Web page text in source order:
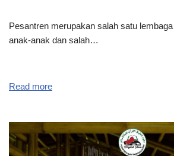
Pesantren merupakan salah satu
anak-anak dan salah…
Read more